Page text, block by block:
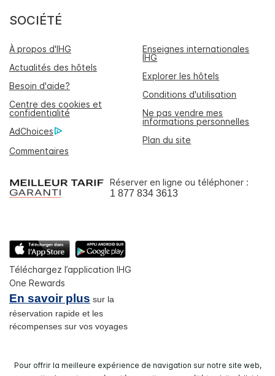
SOCIÉTÉ
À propos d'IHG
Enseignes internationales
IHG
Actualités des hôtels
Explorer les hôtels
Besoin d'aide?
Conditions d'utilisation
Centre des cookies et
confidentialité
Ne pas vendre mes
informations personnelles
AdChoices
Plan du site
Commentaires
Réserver en ligne ou téléphoner :
1 877 834 3613
Téléchargez l’application IHG
One Rewards
En savoir plus sur la
réservation rapide et les
récompenses sur vos voyages
Pour offrir la meilleure expérience de navigation sur notre site web,